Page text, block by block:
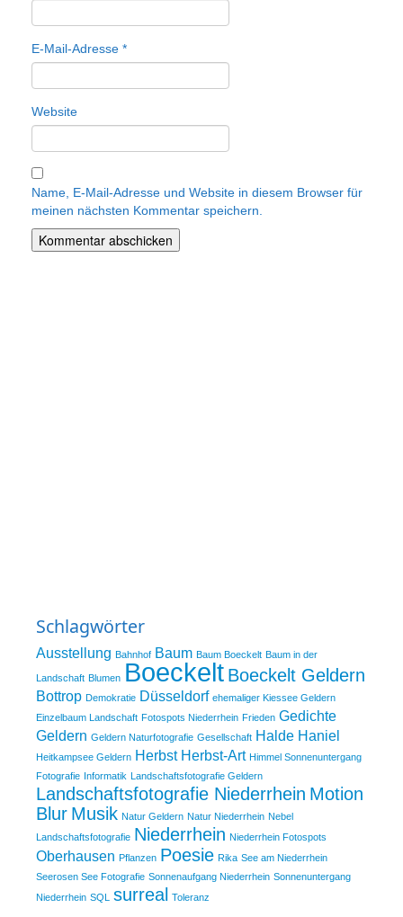
E-Mail-Adresse *
Website
Name, E-Mail-Adresse und Website in diesem Browser für
meinen nächsten Kommentar speichern.
Schlagwörter
Ausstellung Bahnhof Baum Baum Boeckelt Baum in der
Landschaft Blumen Boeckelt Boeckelt Geldern
Bottrop Demokratie Düsseldorf ehemaliger Kiessee Geldern
Einzelbaum Landschaft Fotospots Niederrhein Frieden Gedichte
Geldern Geldern Naturfotografie Gesellschaft Halde Haniel
Heitkampsee Geldern Herbst Herbst-Art Himmel Sonnenuntergang
Fotografie Informatik Landschaftsfotografie Geldern
Landschaftsfotografie Niederrhein Motion
Blur Musik Natur Geldern Natur Niederrhein Nebel
Landschaftsfotografie Niederrhein Niederrhein Fotospots
Oberhausen Pflanzen Poesie Rika See am Niederrhein
Seerosen See Fotografie Sonnenaufgang Niederrhein Sonnenuntergang
Niederrhein SQL surreal Toleranz